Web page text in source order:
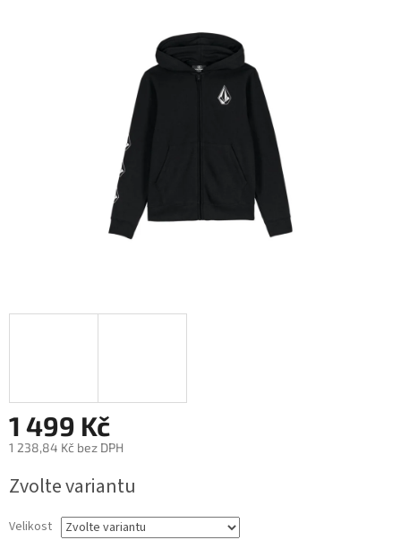
1 499 Kč
1 238,84 Kč bez DPH
cena:
Zvolte variantu
Velikost